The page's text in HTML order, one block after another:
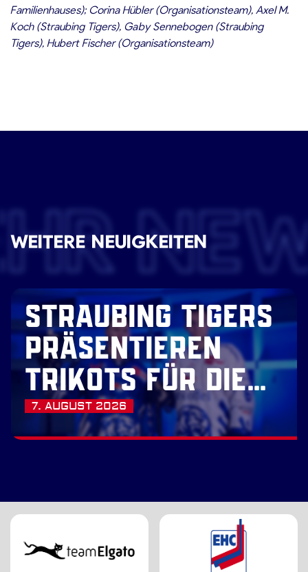
Familienhauses); Corina Hübler (Organisationsteam), Axel M.
Koch (Straubing Tigers), Gaby Sennebogen (Straubing
Tigers), Hubert Fischer (Organisationsteam)
WEITERE NEUIGKEITEN
STRAUBING TIGERS
PRÄSENTIEREN
TRIKOTS FÜR DIE
SAISON 2026/27
7. AUGUST 2026